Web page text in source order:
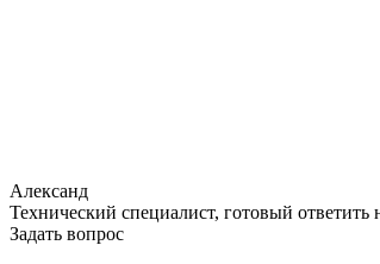
Александ
Технический специалист, готовый
Задать вопрос